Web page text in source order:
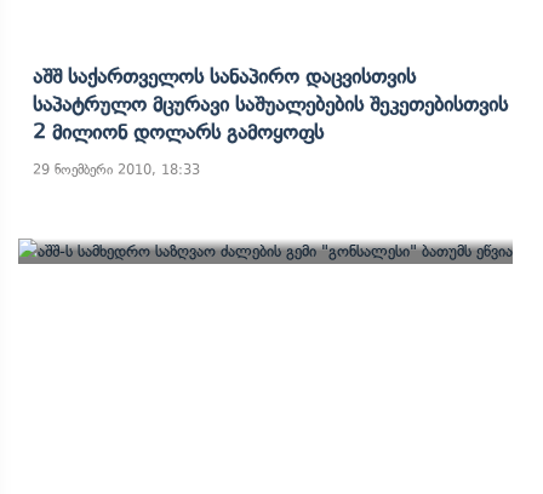
Აშშ Საქართველოს Სანაპირო Დაცვისთვის
Საპატრულო Მცურავი Საშუალებების Შეკეთებისთვის
2 Მილიონ Დოლარს Გამოყოფს
29 ნოემბერი 2010, 18:33